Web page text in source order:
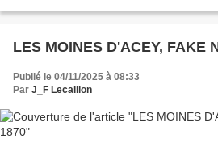
LES MOINES D'ACEY, FAKE
Publié le 04/11/2025 à 08:33
Par J_F Lecaillon